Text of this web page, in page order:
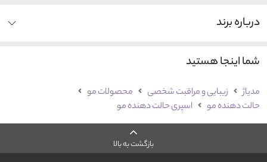
درباره برند
شما اینجا هستید
مدیاژ زیبایی و مراقبت شخصی
محصولات مو
حالت دهنده مو
اسپری حالت دهنده مو
بازگشت به بالا